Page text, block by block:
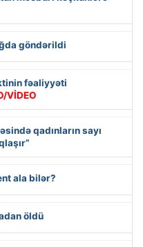
göndərildi
fəaliyyəti
VİDEO
qadınların sayı
ala bilər?
öldü